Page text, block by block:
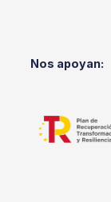
Nos apoyan: